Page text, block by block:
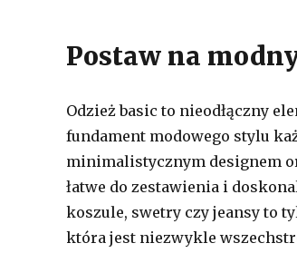
Postaw na
Odzież basic to nieodłączny
fundament modowego stylu
minimalistycznym designem
łatwe do zestawienia i
koszule, swetry czy jeansy to
która jest niezwykle